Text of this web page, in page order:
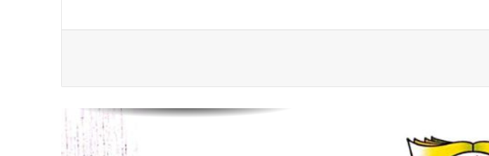
بكل قوة الهجوم الإجرامي الصهيوني
الاتحاد العام للصحفيين العرب يدين
بكل قوة الجرائم التي يرتكبها العدو
الصهيوني ضد الصحفيين فى سوريا